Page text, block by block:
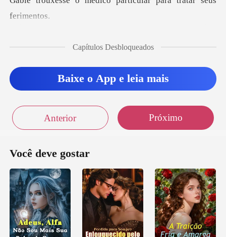
Baixar App
Capítulos Desbloqueados
Baixe o App e leia mais
Anterior Próximo
Você deve gostar